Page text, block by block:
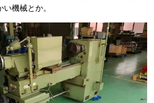
機械とか。